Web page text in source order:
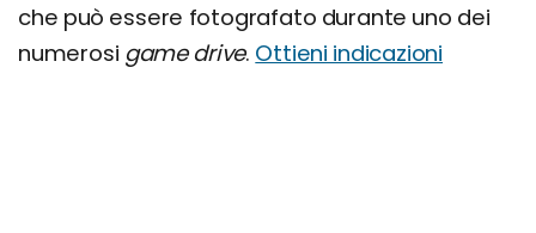
che può essere fotografato durante uno dei
numerosi game drive. Ottieni indicazioni